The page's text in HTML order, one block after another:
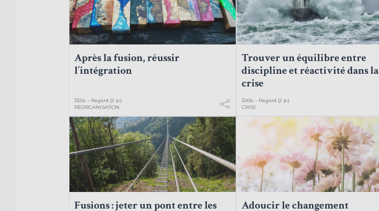
Après la fusion, réussir
l’intégration
332b – Regard (2 p.)
RÉORGANISATION
Trouver un équilibre entre
discipline et réactivité dans la
crise
326b – Regard (2 p.)
CRISE
Fusions : jeter un pont entre les
Adoucir le changement